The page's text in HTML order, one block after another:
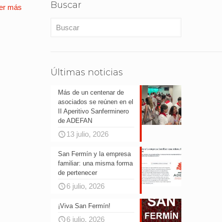
más Buscar
Últimas noticias
Más de un centenar de
asociados se reúnen en el
II Aperitivo Sanferminero
de ADEFAN
13 julio, 2026
San Fermín y la empresa
familiar: una misma forma
de pertenecer
6 julio, 2026
¡Viva San Fermín!
6 julio, 2026